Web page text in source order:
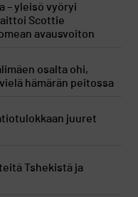
– yleisö vyöryi
Scottie
avausvoiton
osalta ohi,
hämärän peitossa
juuret
Tshekistä ja